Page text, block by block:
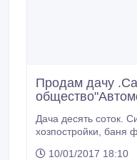
Продам дачу
Дача десять соток.
хозпостройки, баня фруктовые деревья.Контактный
10/01/2017 18:10